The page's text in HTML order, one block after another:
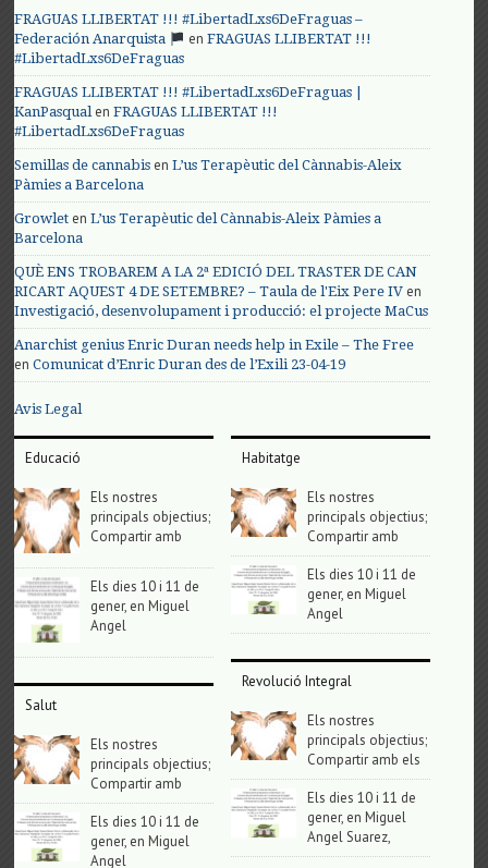
FRAGUAS LLIBERTAT !!! #LibertadLxs6DeFraguas –
Federación Anarquista
enFRAGUAS LLIBERTAT !!!
#LibertadLxs6DeFraguas
FRAGUAS LLIBERTAT !!! #LibertadLxs6DeFraguas |
KanPasqualenFRAGUAS LLIBERTAT !!!
#LibertadLxs6DeFraguas
Semillas de cannabis enL’us Terapèutic del Cànnabis-Aleix
Pàmies a Barcelona
Growlet enL’us Terapèutic del Cànnabis-Aleix Pàmies a
Barcelona
QUÈ ENS TROBAREM A LA 2ª EDICIÓ DEL TRASTER DE CAN
RICART AQUEST 4 DE SETEMBRE? – Taula de l'Eix Pere IV en
Investigació, desenvolupament i producció: el projecte MaCus
Anarchist genius Enric Duran needs help in Exile – The Free
enComunicat d’Enric Duran des de l’Exili 23-04-19
Avis Legal
Educació
Els nostres
principals objectius;
Compartir amb
Els dies 10 i 11 de
gener, en Miguel
Angel
Salut
Els nostres
principals objectius;
Compartir amb
Els dies 10 i 11 de
gener, en Miguel
Angel
Habitatge
Els nostres
principals objectius;
Compartir amb
Els dies 10 i 11 de
gener, en Miguel
Angel
Revolució Integral
Els nostres
principals objectius;
Compartir amb els
Els dies 10 i 11 de
gener, en Miguel
Angel Suarez,